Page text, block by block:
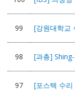
99
98
97